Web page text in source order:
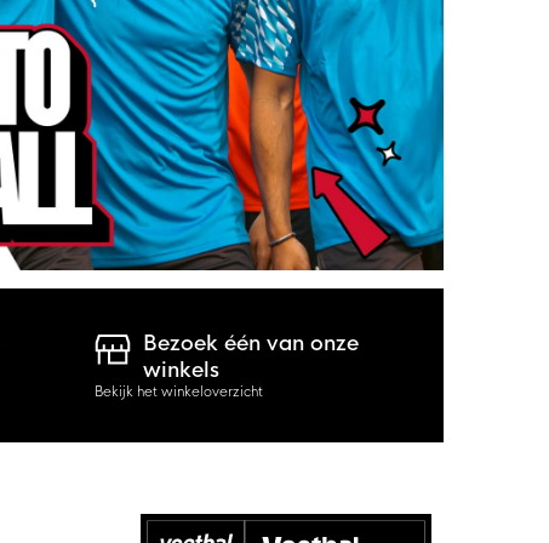
Bezoek één van onze
winkels
Bekijk het winkeloverzicht